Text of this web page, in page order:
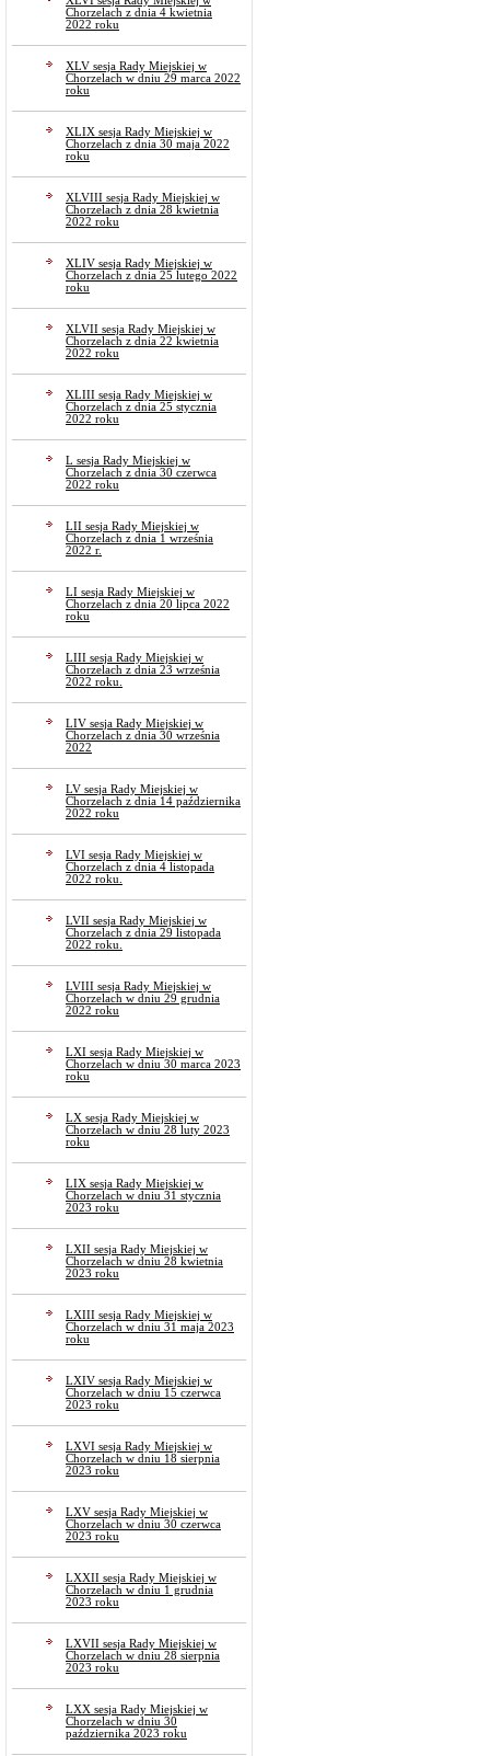
Chorzelach z dnia 4 kwietnia
2022 roku
XLV sesja Rady Miejskiej w
Chorzelach w dniu 29 marca 2022
roku
XLIX sesja Rady Miejskiej w
Chorzelach z dnia 30 maja 2022
roku
XLVIII sesja Rady Miejskiej w
Chorzelach z dnia 28 kwietnia
2022 roku
XLIV sesja Rady Miejskiej w
Chorzelach z dnia 25 lutego 2022
roku
XLVII sesja Rady Miejskiej w
Chorzelach z dnia 22 kwietnia
2022 roku
XLIII sesja Rady Miejskiej w
Chorzelach z dnia 25 stycznia
2022 roku
L sesja Rady Miejskiej w
Chorzelach z dnia 30 czerwca
2022 roku
LII sesja Rady Miejskiej w
Chorzelach z dnia 1 września
2022 r.
LI sesja Rady Miejskiej w
Chorzelach z dnia 20 lipca 2022
roku
LIII sesja Rady Miejskiej w
Chorzelach z dnia 23 września
2022 roku.
LIV sesja Rady Miejskiej w
Chorzelach z dnia 30 września
2022
LV sesja Rady Miejskiej w
Chorzelach z dnia 14 października
2022 roku
LVI sesja Rady Miejskiej w
Chorzelach z dnia 4 listopada
2022 roku.
LVII sesja Rady Miejskiej w
Chorzelach z dnia 29 listopada
2022 roku.
LVIII sesja Rady Miejskiej w
Chorzelach w dniu 29 grudnia
2022 roku
LXI sesja Rady Miejskiej w
Chorzelach w dniu 30 marca 2023
roku
LX sesja Rady Miejskiej w
Chorzelach w dniu 28 luty 2023
roku
LIX sesja Rady Miejskiej w
Chorzelach w dniu 31 stycznia
2023 roku
LXII sesja Rady Miejskiej w
Chorzelach w dniu 28 kwietnia
2023 roku
LXIII sesja Rady Miejskiej w
Chorzelach w dniu 31 maja 2023
roku
LXIV sesja Rady Miejskiej w
Chorzelach w dniu 15 czerwca
2023 roku
LXVI sesja Rady Miejskiej w
Chorzelach w dniu 18 sierpnia
2023 roku
LXV sesja Rady Miejskiej w
Chorzelach w dniu 30 czerwca
2023 roku
LXXII sesja Rady Miejskiej w
Chorzelach w dniu 1 grudnia
2023 roku
LXVII sesja Rady Miejskiej w
Chorzelach w dniu 28 sierpnia
2023 roku
LXX sesja Rady Miejskiej w
Chorzelach w dniu 30
października 2023 roku